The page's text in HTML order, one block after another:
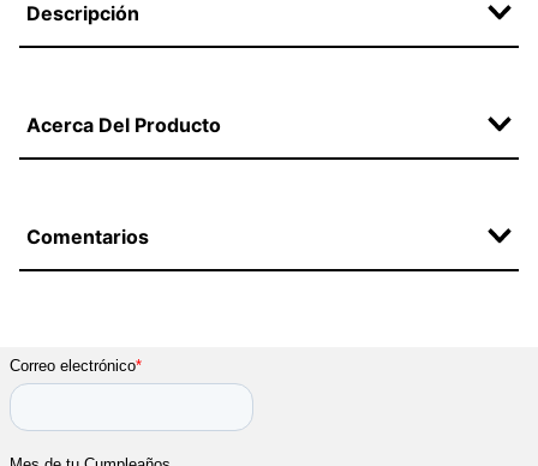
Descripción
Acerca Del Producto
Comentarios